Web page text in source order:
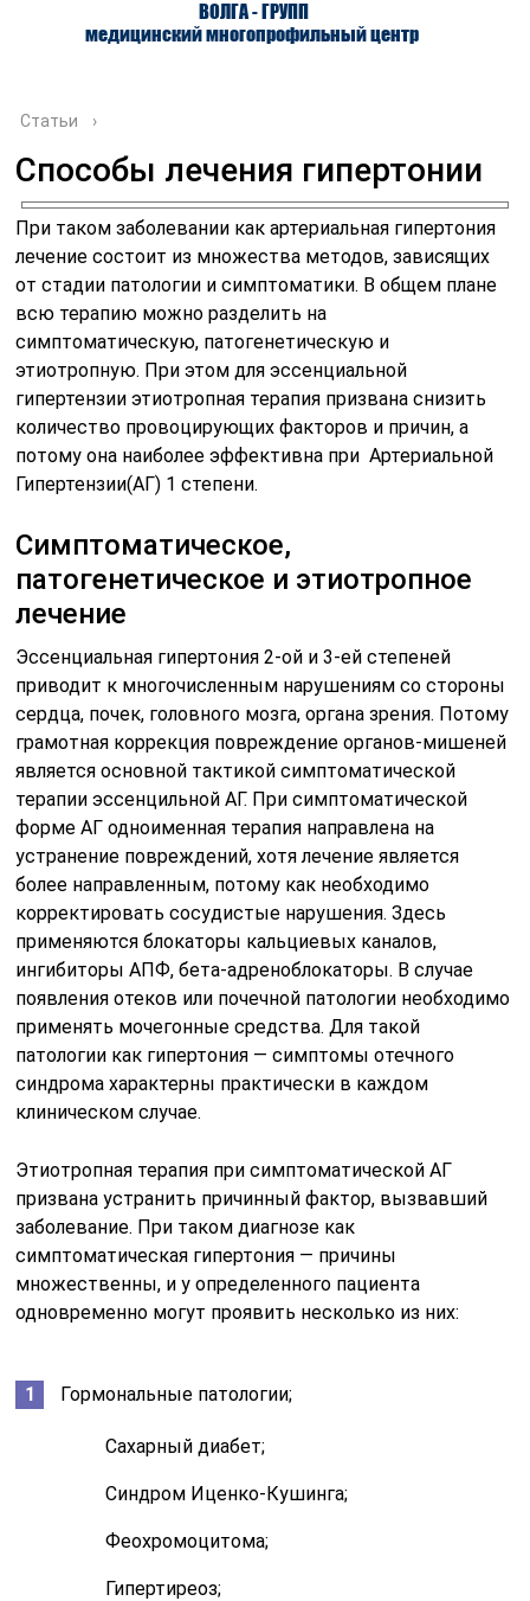
ВОЛГА - ГРУПП
медицинский многопрофильный центр
О ЦЕНТРЕ ВРАЧИ УСЛУГИ
Статьи ›
Способы лечения гипертонии
При таком заболевании как артериальная гипертония
лечение состоит из множества методов, зависящих
от стадии патологии и симптоматики. В общем плане
всю терапию можно разделить на
симптоматическую, патогенетическую и
этиотропную. При этом для эссенциальной
гипертензии этиотропная терапия призвана снизить
количество провоцирующих факторов и причин, а
потому она наиболее эффективна при Артериальной
Гипертензии(АГ) 1 степени.
Симптоматическое,
патогенетическое и этиотропное
лечение
Эссенциальная гипертония 2-ой и 3-ей степеней
приводит к многочисленным нарушениям со стороны
сердца, почек, головного мозга, органа зрения. Потому
грамотная коррекция повреждение органов-мишеней
является основной тактикой симптоматической
терапии эссенцильной АГ. При симптоматической
форме АГ одноименная терапия направлена на
устранение повреждений, хотя лечение является
более направленным, потому как необходимо
корректировать сосудистые нарушения. Здесь
применяются блокаторы кальциевых каналов,
ингибиторы АПФ, бета-адреноблокаторы. В случае
появления отеков или почечной патологии необходимо
применять мочегонные средства. Для такой
патологии как гипертония — симптомы отечного
синдрома характерны практически в каждом
клиническом случае.
Этиотропная терапия при симптоматической АГ
призвана устранить причинный фактор, вызвавший
заболевание. При таком диагнозе как
симптоматическая гипертония — причины
множественны, и у определенного пациента
одновременно могут проявить несколько из них:
Гормональные патологии;
Сахарный диабет;
Синдром Иценко-Кушинга;
Феохромоцитома;
Гипертиреоз;